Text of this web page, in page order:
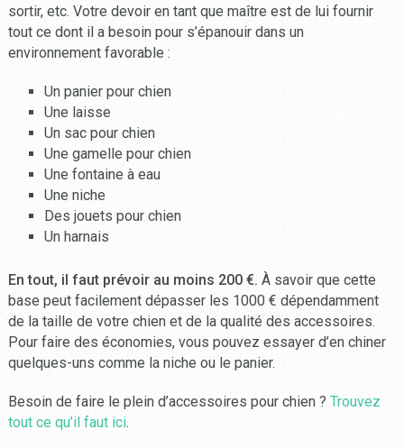
sortir, etc. Votre devoir en tant que maître est de lui fournir
tout ce dont il a besoin pour s’épanouir dans un
environnement favorable :
Un panier pour chien
Une laisse
Un sac pour chien
Une gamelle pour chien
Une fontaine à eau
Une niche
Des jouets pour chien
Un harnais
En tout, il faut prévoir au moins 200 €. À savoir que cette
base peut facilement dépasser les 1000 € dépendamment
de la taille de votre chien et de la qualité des accessoires.
Pour faire des économies, vous pouvez essayer d’en chiner
quelques-uns comme la niche ou le panier.
Besoin de faire le plein d’accessoires pour chien ? Trouvez
tout ce qu’il faut ici.